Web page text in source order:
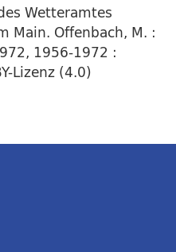
Wetteramtes
Main. Offenbach, M. :
1956-1972 :
Lizenz (4.0)